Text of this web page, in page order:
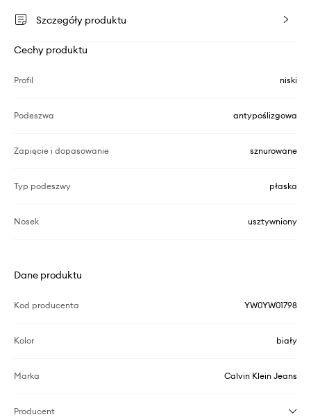
Szczegóły produktu
Cechy produktu
Profil niski
Podeszwa antypoślizgowa
Zapięcie i dopasowanie sznurowane
Typ podeszwy płaska
Nosek usztywniony
Dane produktu
Kod producenta YW0YW01798
Kolor biały
Marka Calvin Klein Jeans
Producent